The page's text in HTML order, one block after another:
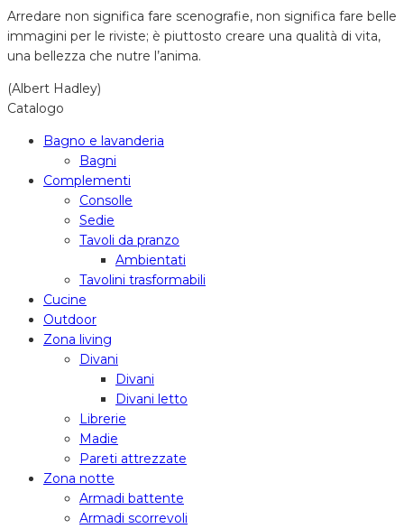
Arredare non significa fare scenografie, non significa fare belle
immagini per le riviste; è piuttosto creare una qualità di vita,
una bellezza che nutre l’anima.
(Albert Hadley)
Catalogo
Bagno e lavanderia
Bagni
Complementi
Consolle
Sedie
Tavoli da pranzo
Ambientati
Tavolini trasformabili
Cucine
Outdoor
Zona living
Divani
Divani
Divani letto
Librerie
Madie
Pareti attrezzate
Zona notte
Armadi battente
Armadi scorrevoli